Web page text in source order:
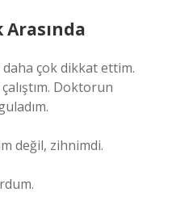
Arasında
çok dikkat ettim.
Doktorun
değil, zihnimdi.